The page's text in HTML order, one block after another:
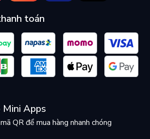
toán
Mini Apps
QR để mua hàng nhanh chóng